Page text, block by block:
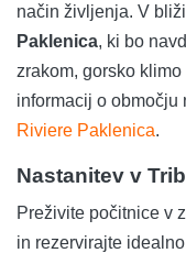
način življenja. V
Paklenica, ki bo
zrakom, gorsko
informacij o območju
Riviere Paklenica.
Nastanitev v
Preživite počitnice v
in rezervirajte